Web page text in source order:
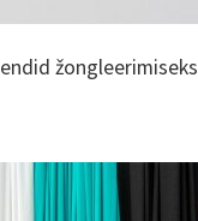
žongleerimiseks